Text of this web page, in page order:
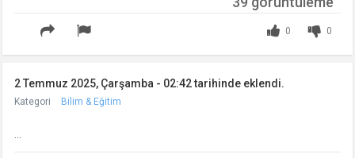
0
0
2 Temmuz 2025, Çarşamba - 02:42 tarihinde eklendi.
Kategori Bilim & Eğitim
...